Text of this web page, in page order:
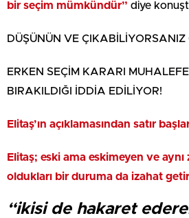
bir seçim mümkündür” diye
DÜŞÜNÜN VE ÇIKABİLİYORSANIZ
ERKEN SEÇİM KARARI
BIRAKILDIĞI İDDİA EDİLİYOR!
Elitaş’ın açıklamasından satır
Elitaş; eski ama eskimeyen ve aynı
oldukları bir duruma da izahat
“ikisi de hakaret